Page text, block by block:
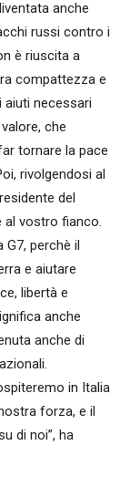
anche
russi contro i
è riuscita a
compattezza e
aiuti necessari
che
tornare la pace
rivolgendosi al
del
al vostro fianco.
G7, perchè il
e aiutare
libertà e
anche
anche di
in Italia
forza, e il
di noi”, ha